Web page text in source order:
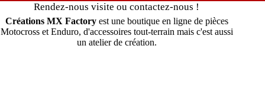
Rendez-nous visite ou contactez-nous !
Créations MX Factoryest une boutique en ligne de pièces
Motocross et Enduro, d'accessoires tout-terrain mais c'est aussi
un atelier de création.